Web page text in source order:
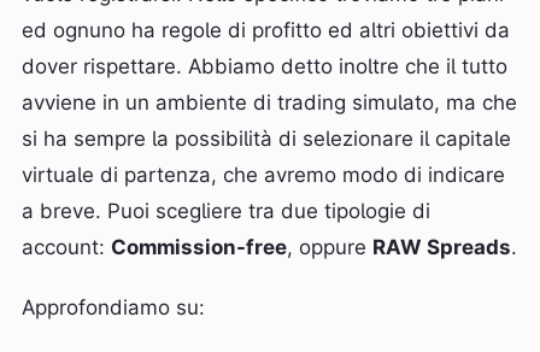
ed ognuno ha regole di profitto ed altri obiettivi da
dover rispettare. Abbiamo detto inoltre che il tutto
avviene in un ambiente di trading simulato, ma che
si ha sempre la possibilità di selezionare il capitale
virtuale di partenza, che avremo modo di indicare
a breve. Puoi scegliere tra due tipologie di
account: Commission-free, oppure RAW Spreads.
Approfondiamo su: